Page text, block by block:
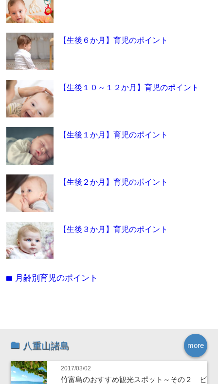
【生後６か月】育児のポイント
【生後１０～１２か月】育児のポイント
【生後１か月】育児のポイント
【生後２か月】育児のポイント
【生後３か月】育児のポイント
folder 月齢別育児のポイント
more
八重山諸島
2017/03/02
竹富島のおすすめ観光スポット～その２ ビ